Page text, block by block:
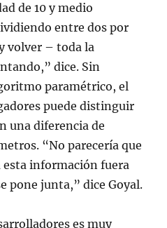
de 10 y medio
entre dos por
volver – toda la
dice. Sin
paramétrico, el
puede distinguir
una diferencia de
“No parecería que
esta información fuera
pone junta,” dice Goyal.
es muy